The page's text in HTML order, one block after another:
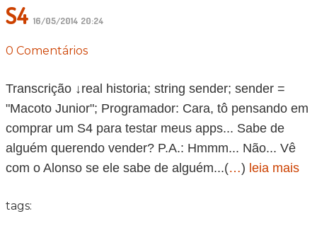
S4 16/05/2014 20:24
0 Comentários
Transcrição ↓real historia; string sender; sender =
"Macoto Junior"; Programador: Cara, tô pensando em
comprar um S4 para testar meus apps... Sabe de
alguém querendo vender? P.A.: Hmmm... Não... Vê
com o Alonso se ele sabe de alguém...(…) leia mais
tags: